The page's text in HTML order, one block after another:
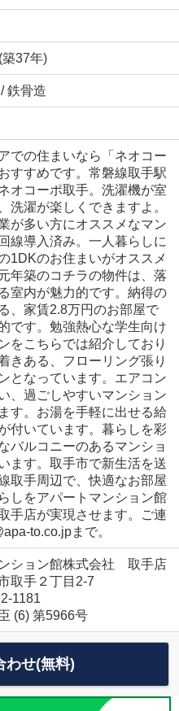
37年)
鉄骨造
での住まいなら「ネオコー
すすめです。常磐線取手駅
オコーポ取手。洗濯機が室
洗濯が楽しくできますよ。
が多い方にオススメなマン
線導入済み。一人暮らしに
1DKのお住まいがオススメ
年築のコチラの物件は、落
室内が魅力的です。納得の
、家賃2.8万円のお部屋で
です。勉強熱心な学生向け
をこちらでは紹介しており
きある、フローリング張り
となっています。エアコン
、過ごしやすいマンション
す。お湯を手軽に出せる給
付いています。暮らしを彩
バルコニーのあるマンショ
ます。取手市で新生活を送
取手周辺で、快適なお部屋
しをアパートマンション館
手店が実現させます。ご連
to.co.jpまで。
ション館株式会社 取手店
取手２丁目2-7
1181
(6) 第5966号
わせ(無料)